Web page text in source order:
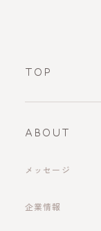
TOP
ABOUT
メッセージ
企業情報